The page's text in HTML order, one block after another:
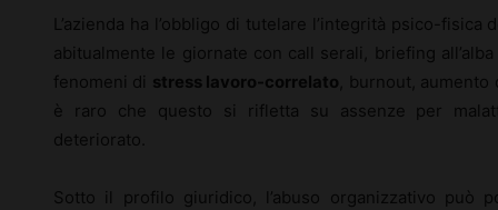
L’azienda ha l’obbligo di tutelare l’integrità psico-
abitualmente le giornate con call serali, briefing
fenomeni di stress lavoro-correlato , burnout,
è raro che questo si rifletta su assenze per
deteriorato.
Sotto il profilo giuridico, l’abuso organizzativo può